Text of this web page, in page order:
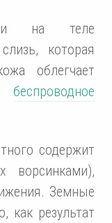
на теле
которая
облегчает
беспроводное
содержит
ворсинками),
Земные
как результат